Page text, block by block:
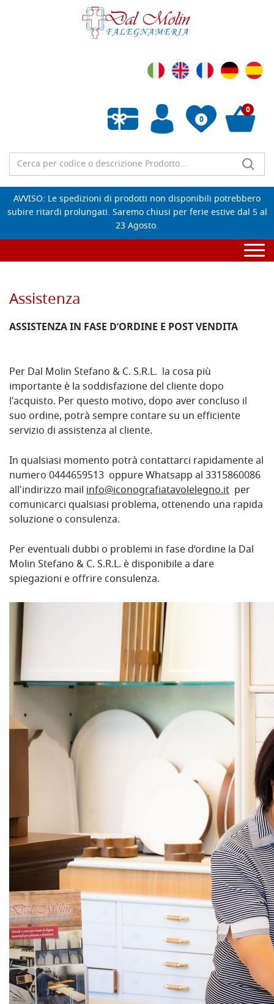
0
Wishlist vuota
0
AVVISO: Le spedizioni di prodotti non disponibili potrebbero
subire ritardi prolungati. Saremo chiusi per ferie estive dal 5 al
23 Agosto.
Assistenza
ASSISTENZA IN FASE D’ORDINE E POST VENDITA
Per Dal Molin Stefano & C. S.R.L. la cosa più
importante è la soddisfazione del cliente dopo
l'acquisto. Per questo motivo, dopo aver concluso il
suo ordine, potrà sempre contare su un efficiente
servizio di assistenza al cliente.
In qualsiasi momento potrà contattarci rapidamente al
numero 0444659513 oppure Whatsapp al 3315860086
all'indirizzo mailinfo@iconografiatavolelegno.it per
comunicarci qualsiasi problema, ottenendo una rapida
soluzione o consulenza.
Per eventuali dubbi o problemi in fase d’ordine la Dal
Molin Stefano & C. S.R.L. è disponibile a dare
spiegazioni e offrire consulenza.